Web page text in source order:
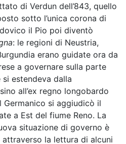
di Verdun dell’843, quello
sotto l’unica corona di
il Pio poi diventò
: le regioni di Neustria,
erano guidate ora da
a governare sulla parte
si estendeva dalla
all’ex regno longobardo
Germanico si aggiudicò il
a Est del fiume Reno. La
situazione di governo è
la lettura di alcuni